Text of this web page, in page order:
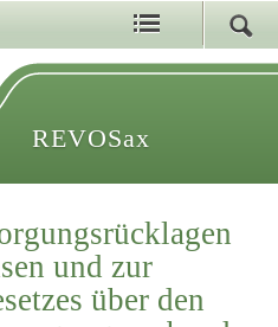
REVOSax
und zur
über den